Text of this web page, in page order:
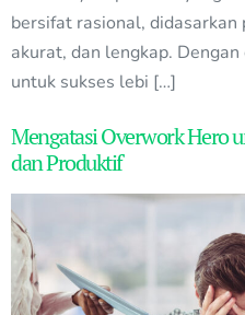
bersifat rasional, didasarkan
akurat, dan lengkap.
untuk sukses lebi […]
Mengatasi Overwork Hero
dan Produktif